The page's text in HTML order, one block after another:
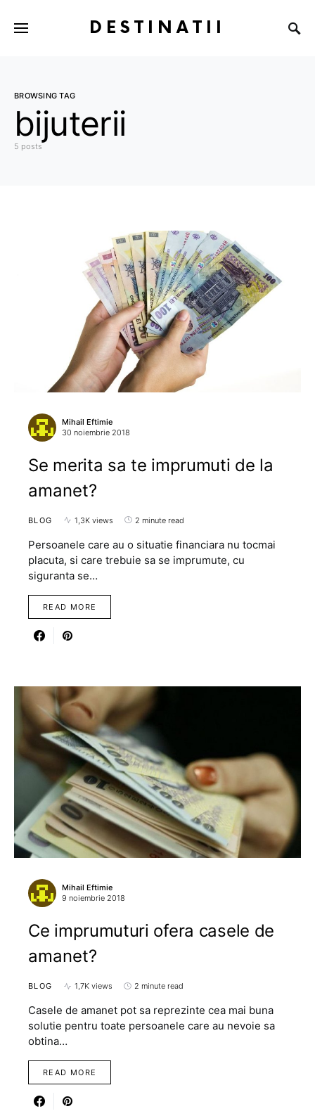
DESTINATII
BROWSING TAG
bijuterii
5 posts
Mihail Eftimie
30 noiembrie 2018
Se merita sa te imprumuti de la
amanet?
BLOG 1,3K views 2 minute read
Persoanele care au o situatie financiara nu tocmai
placuta, si care trebuie sa se imprumute, cu
siguranta se…
READ MORE
Mihail Eftimie
9 noiembrie 2018
Ce imprumuturi ofera casele de
amanet?
BLOG 1,7K views 2 minute read
Casele de amanet pot sa reprezinte cea mai buna
solutie pentru toate persoanele care au nevoie sa
obtina…
READ MORE